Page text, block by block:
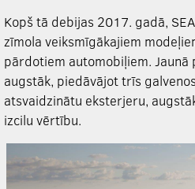
Kopš tā debijas 2017. gadā,
zīmola veiksmīgākajiem
pārdotiem automobiļiem. Jaunā
augstāk, piedāvājot trīs
atsvaidzinātu eksterjeru,
izcilu vērtību.